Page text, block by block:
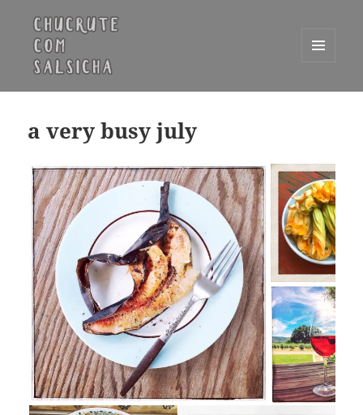
WIDGETS
a very busy july